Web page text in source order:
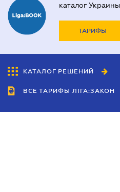
каталог Украины
ТАРИФЫ
КАТАЛОГ РЕШЕНИЙ
ВСЕ ТАРИФЫ ЛІГА:ЗАКОН